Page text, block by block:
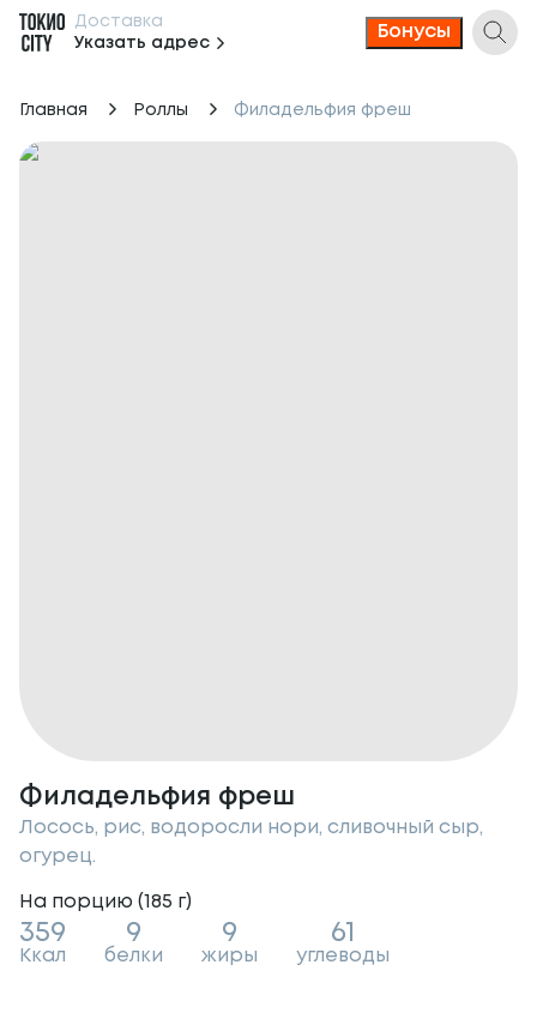
Доставка
Указать адрес
Бонусы
Главная Роллы Филадельфия фреш
Филадельфия фреш
Лосось, рис, водоросли нори, сливочный сыр,
огурец.
На порцию (185 г)
359
Ккал
9
белки
9
жиры
61
углеводы